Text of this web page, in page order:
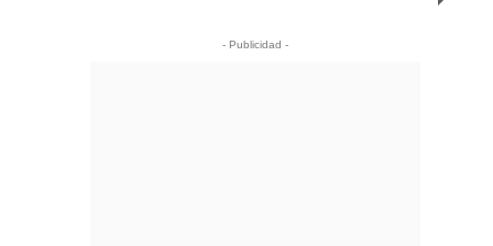
- Publicidad -